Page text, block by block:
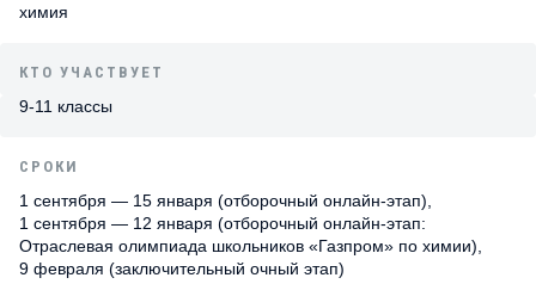
химия
КТО УЧАСТВУЕТ
9-11 классы
СРОКИ
1 сентября — 15 января (отборочный онлайн-этап),
1 сентября — 12 января (отборочный онлайн-этап:
Отраслевая олимпиада школьников «Газпром» по химии),
9 февраля (заключительный очный этап)